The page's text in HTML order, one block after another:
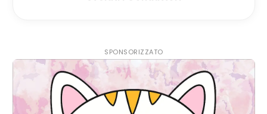
SPONSORIZZATO